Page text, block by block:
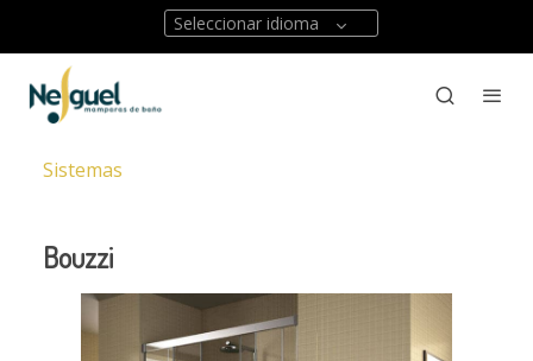
Seleccionar idioma
Sistemas
Bouzzi